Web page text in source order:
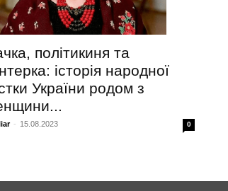
політикиня та
історія народної
України родом з
- 15.08.2023 0